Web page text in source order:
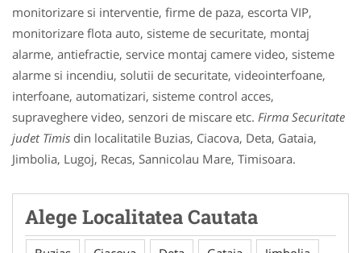
monitorizare si interventie, firme de paza, escorta VIP,
monitorizare flota auto, sisteme de securitate, montaj
alarme, antiefractie, service montaj camere video, sisteme
alarme si incendiu, solutii de securitate, videointerfoane,
interfoane, automatizari, sisteme control acces,
supraveghere video, senzori de miscare etc. Firma Securitate
judet Timis din localitatile Buzias, Ciacova, Deta, Gataia,
Jimbolia, Lugoj, Recas, Sannicolau Mare, Timisoara.
Alege Localitatea Cautata